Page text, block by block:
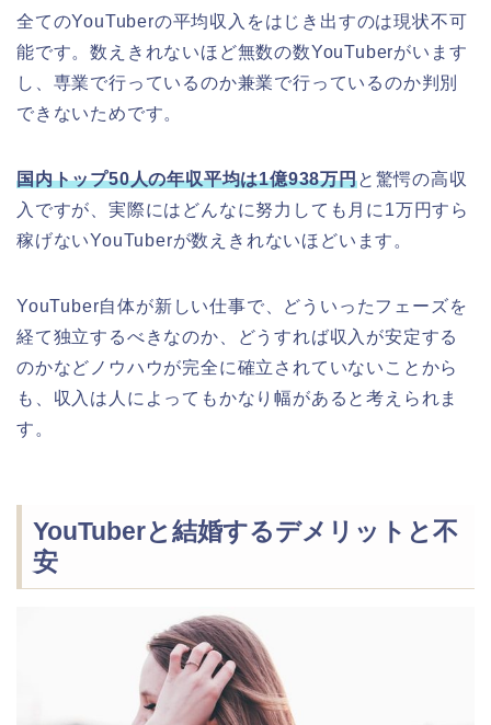
全てのYouTuberの平均収入をはじき出すのは現状不可
能です。数えきれないほど無数の数YouTuberがいます
し、専業で行っているのか兼業で行っているのか判別
できないためです。
国内トップ50人の年収平均は1億938万円と驚愕の高収
入ですが、実際にはどんなに努力しても月に1万円すら
稼げないYouTuberが数えきれないほどいます。
YouTuber自体が新しい仕事で、どういったフェーズを
経て独立するべきなのか、どうすれば収入が安定する
のかなどノウハウが完全に確立されていないことから
も、収入は人によってもかなり幅があると考えられま
す。
YouTuberと結婚するデメリットと不
安